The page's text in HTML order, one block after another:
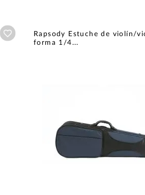
Añadir a wishlist
Rapsody Estuche de violín/
forma 1/4...